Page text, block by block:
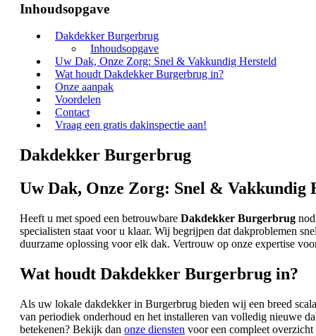
Inhoudsopgave
Dakdekker Burgerbrug
Inhoudsopgave
Uw Dak, Onze Zorg: Snel & Vakkundig Hersteld
Wat houdt Dakdekker Burgerbrug in?
Onze aanpak
Voordelen
Contact
Vraag een gratis dakinspectie aan!
Dakdekker Burgerbrug
Uw Dak, Onze Zorg: Snel & Vakkundig
Heeft u met spoed een betrouwbare Dakdekker Burgerbrug
specialisten staat voor u klaar. Wij begrijpen dat dakproblemen
duurzame oplossing voor elk dak. Vertrouw op onze expertise
Wat houdt Dakdekker Burgerbrug in?
Als uw lokale dakdekker in Burgerbrug bieden wij een breed
van periodiek onderhoud en het installeren van volledig nieuwe
betekenen? Bekijk dan onze diensten voor een compleet overzicht